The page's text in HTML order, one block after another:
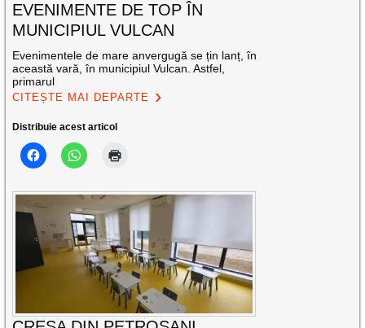
EVENIMENTE DE TOP ÎN
MUNICIPIUL VULCAN
Evenimentele de mare anvergugă se țin lanț, în
această vară, în municipiul Vulcan. Astfel,
primarul
CITEȘTE MAI DEPARTE
Distribuie acest articol